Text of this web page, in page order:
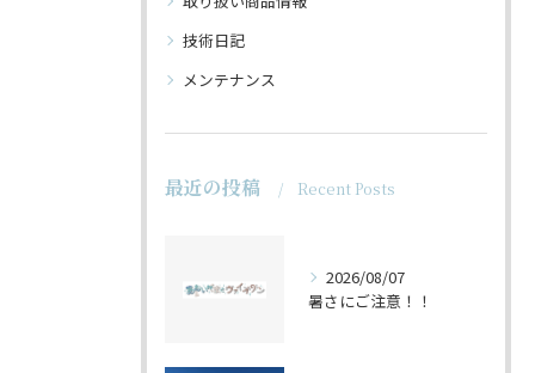
技術日記
メンテナンス
最近の投稿 Recent Posts
2026/08/07
暑さにご注意！！